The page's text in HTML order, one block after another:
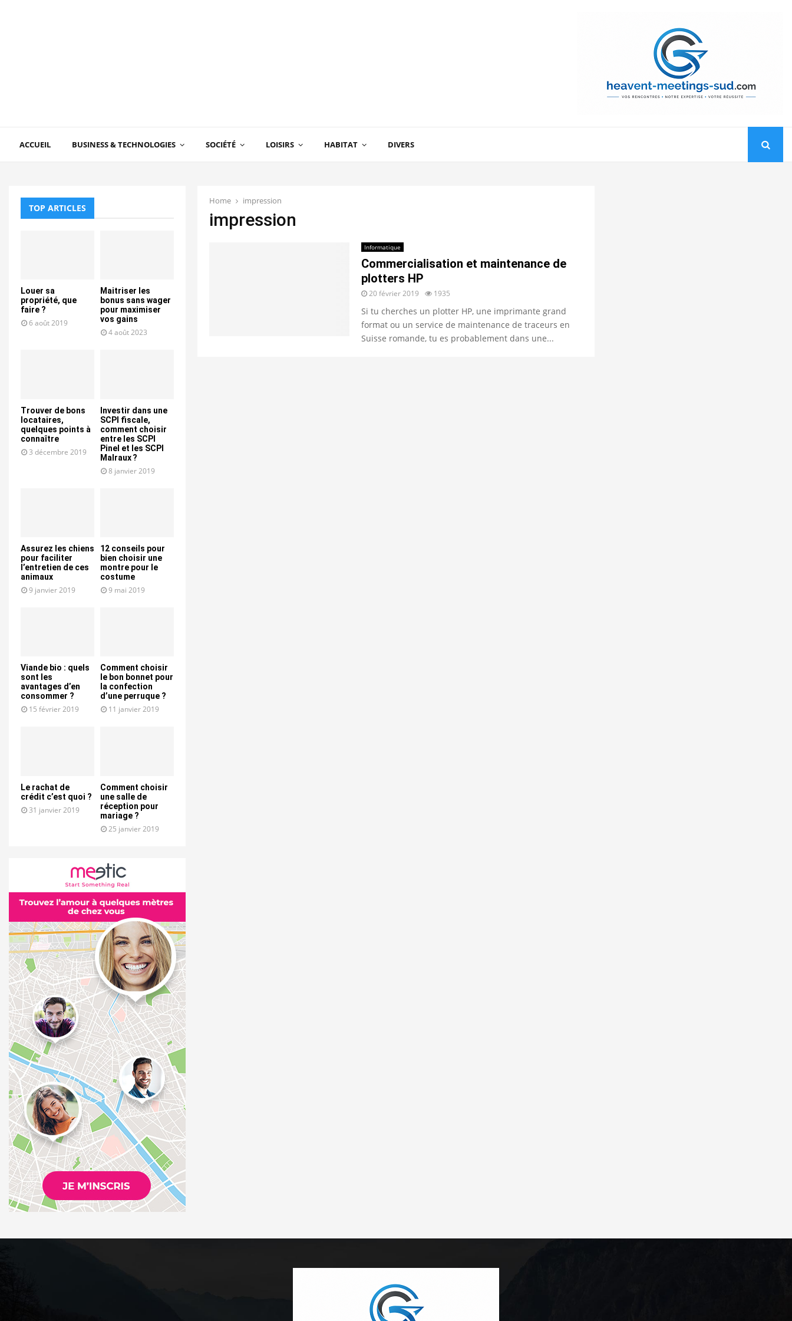
ACCUEIL BUSINESS & TECHNOLOGIES SOCIÉTÉ LOISIRS HABITAT DIVERS
Home impression
impression
Informatique
Commercialisation et maintenance de
plotters HP
20 février 2019 1935
Si tu cherches un plotter HP, une imprimante grand
format ou un service de maintenance de traceurs en
Suisse romande, tu es probablement dans une...
TOP ARTICLES
Louer sa
propriété, que
faire ?
6 août 2019
Maitriser les
bonus sans wager
pour maximiser
vos gains
4 août 2023
Trouver de bons
locataires,
quelques points à
connaître
3 décembre 2019
Investir dans une
SCPI fiscale,
comment choisir
entre les SCPI
Pinel et les SCPI
Malraux ?
8 janvier 2019
Assurez les chiens
pour faciliter
l’entretien de ces
animaux
9 janvier 2019
12 conseils pour
bien choisir une
montre pour le
costume
9 mai 2019
Viande bio : quels
sont les
avantages d’en
consommer ?
15 février 2019
Comment choisir
le bon bonnet pour
la confection
d’une perruque ?
11 janvier 2019
Le rachat de
crédit c’est quoi ?
31 janvier 2019
Comment choisir
une salle de
réception pour
mariage ?
25 janvier 2019